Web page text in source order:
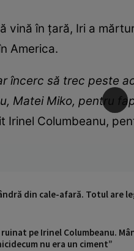
vină în țară, Iri a
America.
încerc să trec peste
Matei Miko, pentru
Irinel Columbeanu,
din cale-afară. Totul are
ruinat pe Irinel Columbeanu.
nu era un ciment”